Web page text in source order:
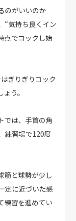
のがいいのか
“気持ち良くイン
点でコックし始
ぎりぎりコック
う。
では、手首の角
練習場で120度
筋と球勢が少し
定に近づいた感
練習を進めてい